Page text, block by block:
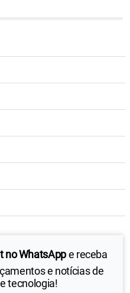
no WhatsAppe receba
e notícias de
tecnologia!